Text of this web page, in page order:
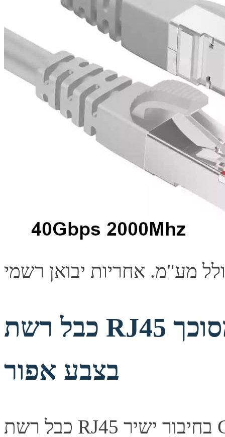
כבל רשת RJ45 מסוכך CAT6 באורך 30 מטר
בצבע אפור
כבל רשת RJ45 בחיבור ישיר CAT6 המכונה גם "מגשר" או "כבל